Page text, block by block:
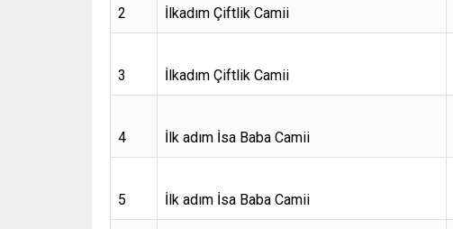
2 İlkadım Çiftlik Camii
3 İlkadım Çiftlik Camii
4 İlk adım İsa Baba Camii
5 İlk adım İsa Baba Camii